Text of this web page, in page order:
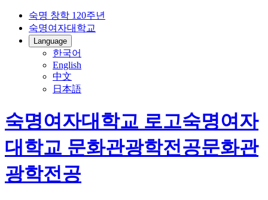
숙명 창학 120주년
숙명여자대학교
Language
한국어
English
中文
日本語
숙명여자대학교 로고숙명여자
대학교 문화관광학전공문화관
광학전공